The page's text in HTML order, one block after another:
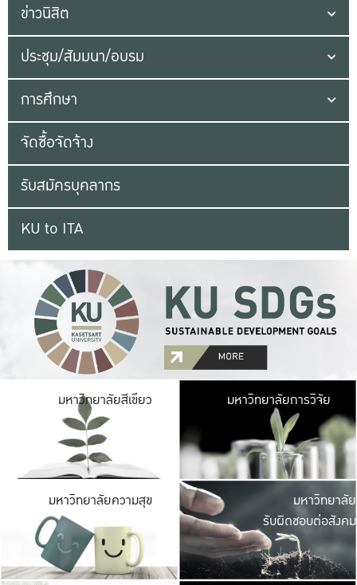
ข่าวนิสิต
ประชุม/สัมมนา/อบรม
การศึกษา
จัดซื้อจัดจ้าง
รับสมัครบุคลากร
KU to ITA
มหาวิทยาลัยสีเขียว มหาวิ
มีพื้นที่เขียวสดใส
เป็นป่าในเมือง เกษต
มหาวิทยาลัยการวิจัย
มหาวิทยาลัยความสุข มหาวิ
ค
เปิดประ
และพบเรื่องราวใ
มหาวิทยาลัย
รับผิดชอบต่อสังคม